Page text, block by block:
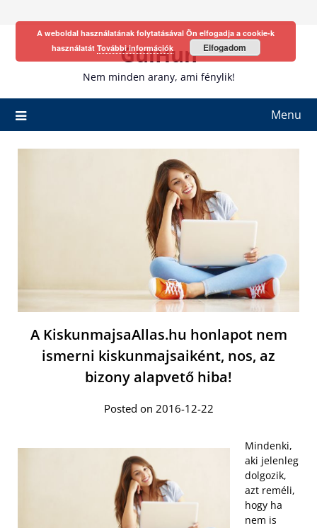
GulHun
Nem minden arany, ami fénylik!
Menu
A KiskunmajsaAllas.hu honlapot nem
ismerni kiskunmajsaiként, nos, az
bizony alapvető hiba!
Posted on 2016-12-22
Mindenki,
aki jelenleg
dolgozik,
azt reméli,
hogy ha
nem is
A weboldal használatának folytatásával Ön elfogadja a cookie-k
használatát További információk Elfogadom